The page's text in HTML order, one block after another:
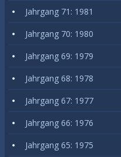
Jahrgang 71: 1981
Jahrgang 70: 1980
Jahrgang 69: 1979
Jahrgang 68: 1978
Jahrgang 67: 1977
Jahrgang 66: 1976
Jahrgang 65: 1975